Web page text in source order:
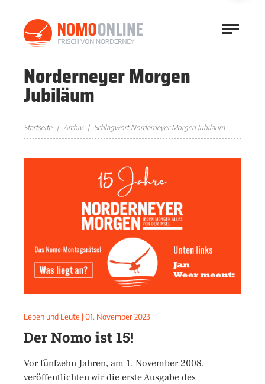
Norderneyer Morgen
Jubiläum
Startseite Archiv Schlagwort Norderneyer Morgen Jubiläum
Leben und Leute | 01. November 2023
Der Nomo ist 15!
Vor fünfzehn Jahren, am 1. November 2008,
veröffentlichten wir die erste Ausgabe des